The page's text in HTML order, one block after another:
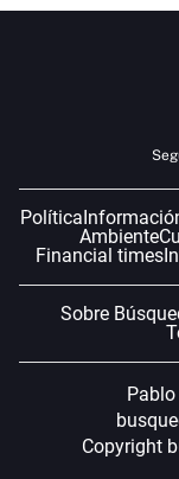
Política
Ambiente
Financial times
Sobre
Copyright